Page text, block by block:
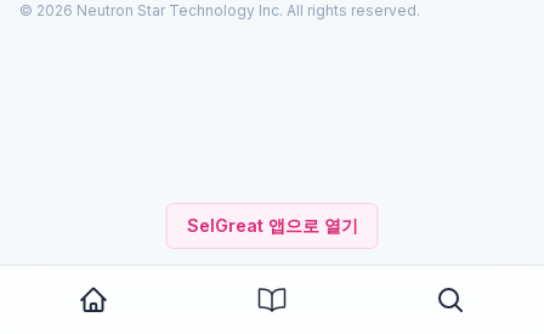
SelGreat 앱으로 열기
© 2026 Neutron Star Technology Inc. All rights reserved.